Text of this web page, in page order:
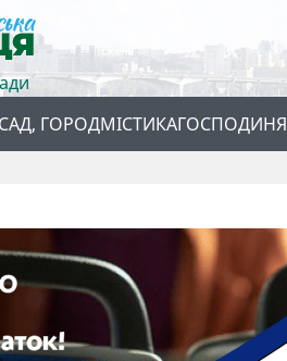
ГОРОДМІСТИКАГОСПОДИНЯ